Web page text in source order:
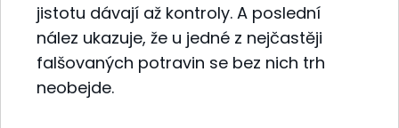
jistotu dávají až kontroly. A poslední
nález ukazuje, že u jedné z nejčastěji
falšovaných potravin se bez nich trh
neobejde.